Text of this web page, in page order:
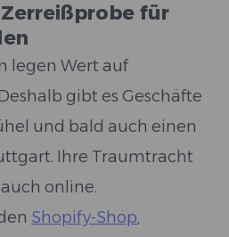
für
legen Wert auf
gibt es Geschäfte
und bald auch einen
Ihre Traumtracht
online.
Shopify-Shop,